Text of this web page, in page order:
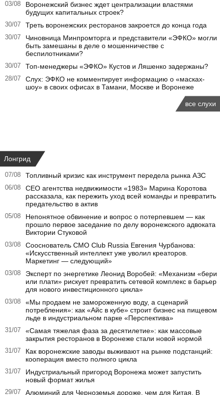
03/08
Воронежский бизнес ждет централизации властями
будущих капитальных строек?
30/07 Треть воронежских ресторанов закроется до конца года
30/07
Чиновница Минпромторга и представители «ЭФКО» могли
быть замешаны в деле о мошенничестве с
беспилотниками?
30/07 Топ-менеджеры «ЭФКО» Кустов и Ляшенко задержаны?
28/07
Слух: ЭФКО не комментирует информацию о «масках-
шоу» в своих офисах в Тамани, Москве и Воронеже
все слухи
Лонгрид
07/08 Топливный кризис как инструмент передела рынка АЗС
06/08
CEO агентства недвижимости «1983» Марина Коротова
рассказала, как пережить уход всей команды и превратить
предательство в актив
05/08
Непонятное обвинение и вопрос о потерпевшем — как
прошло первое заседание по делу воронежского адвоката
Виктории Стуковой
03/08
Сооснователь CMO Club Russia Евгения Чурбанова:
«Искусственный интеллект уже уволил креаторов.
Маркетинг — следующий»
03/08
Эксперт по энергетике Леонид Воробей: «Механизм «бери
или плати» рискует превратить сетевой комплекс в барьер
для нового инвестиционного цикла»
03/08
«Мы продаем не замороженную воду, а сценарий
потребления»: как «Айс в кубе» строит бизнес на пищевом
льде в индустриальном парке «Перспектива»
31/07
«Самая тяжелая фаза за десятилетие»: как массовые
закрытия ресторанов в Воронеже стали новой нормой
31/07
Как воронежские заводы выживают на рынке подстанций:
кооперация вместо полного цикла
31/07
Индустриальный пригород Воронежа может запустить
новый формат жилья
29/07
Алюминий для Черноземья дороже, чем для Китая. В